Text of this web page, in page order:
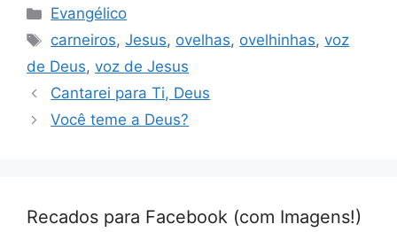
Categorias
Evangélico
Tags
carneiros,Jesus, ovelhas, ovelhinhas,voz
de Deus, voz de Jesus
Cantarei para Ti, Deus
Você teme a Deus?
Recados para Facebook (com Imagens!)